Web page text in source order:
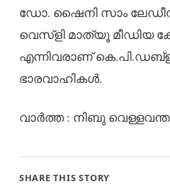
ഡോ. ഷൈനി സാം
വെസ്ളി മാത്യൂ മീഡിയ
എന്നിവരാണ്
ഭാരവാഹികൾ.
വാർത്ത : നിബു
SHARE THIS STORY